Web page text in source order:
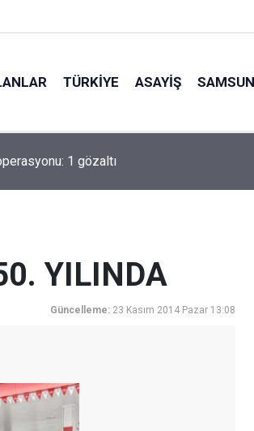
TÜRKİYE ASAYİŞ
yıl daha uzatılabilecek
YILINDA
Güncelleme: 23 Kasım 2014 Pazar 13:08